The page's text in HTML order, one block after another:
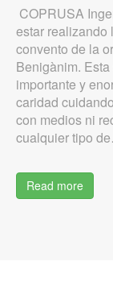
COPRUSA
estar realizando
convento de la
Benigànim.
importante y
caridad
con medios ni
cualquier tipo
Read more